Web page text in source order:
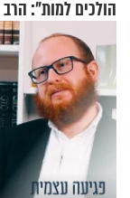
הולכים למות": הרב
בריאיון מרתק